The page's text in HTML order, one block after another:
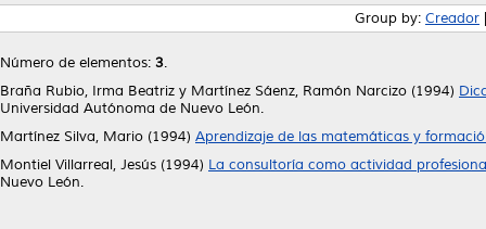
Group by: Creador
Número de elementos: 3.
Braña Rubio, Irma Beatriz y Martínez Sáenz, Ramón Narcizo (1994)
Universidad Autónoma de Nuevo León.
Martínez Silva, Mario (1994) Aprendizaje de las matemáticas y
Montiel Villarreal, Jesús (1994) La consultoría como actividad
Nuevo León.